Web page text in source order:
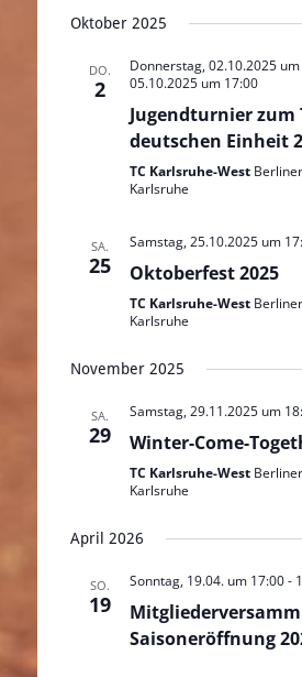
Oktober 2025
DO.
2
Donnerstag, 02.10.2025
05.10.2025 um 17:00
Jugendturnier zum
deutschen Einheit
TC Karlsruhe-West
Karlsruhe
SA.
25
Samstag, 25.10.2025 um
Oktoberfest 2025
TC Karlsruhe-West
Karlsruhe
November 2025
SA.
29
Samstag, 29.11.2025 um
Winter-Come-
TC Karlsruhe-West
Karlsruhe
April 2026
SO.
19
Sonntag, 19.04. um 17:00-
Saisoneröffnung